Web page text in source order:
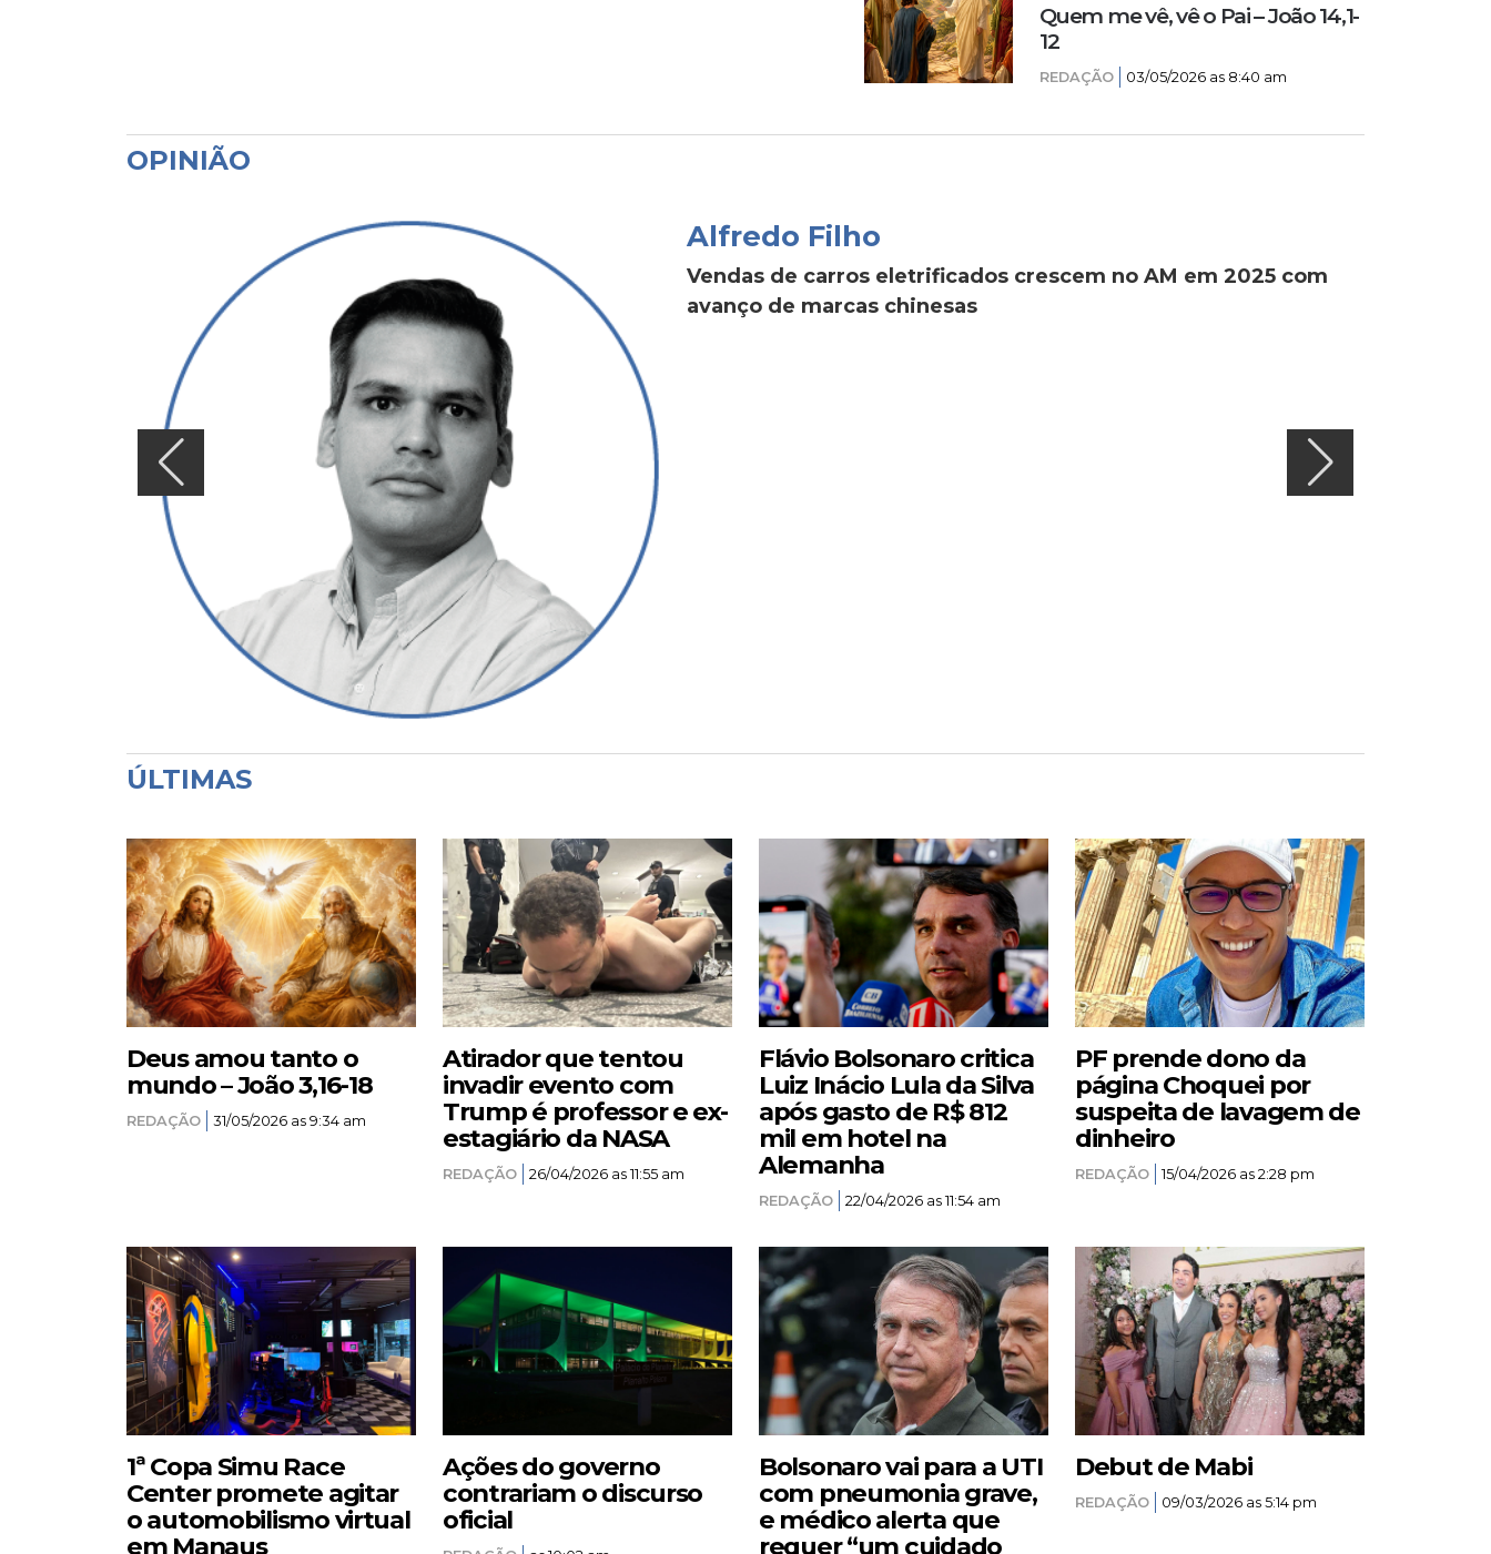
Quem me vê, vê o Pai – João 14,1-
12
REDAÇÃO 03/05/2026 as 8:40 am
OPINIÃO
Alfredo Filho
Vendas de carros eletrificados crescem no AM em 2025 com
avanço de marcas chinesas
ÚLTIMAS
Deus amou tanto o
mundo – João 3,16-18
REDAÇÃO 31/05/2026 as 9:34 am
Atirador que tentou
invadir evento com
Trump é professor e ex-
estagiário da NASA
REDAÇÃO 26/04/2026 as 11:55 am
Flávio Bolsonaro critica
Luiz Inácio Lula da Silva
após gasto de R$ 812
mil em hotel na
Alemanha
REDAÇÃO 22/04/2026 as 11:54 am
PF prende dono da
página Choquei por
suspeita de lavagem de
dinheiro
REDAÇÃO 15/04/2026 as 2:28 pm
1ª Copa Simu Race
Center promete agitar
o automobilismo virtual
em Manaus
Ações do governo
contrariam o discurso
oficial
Bolsonaro vai para a UTI
com pneumonia grave,
e médico alerta que
requer “um cuidado
Debut de Mabi
REDAÇÃO 09/03/2026 as 5:14 pm